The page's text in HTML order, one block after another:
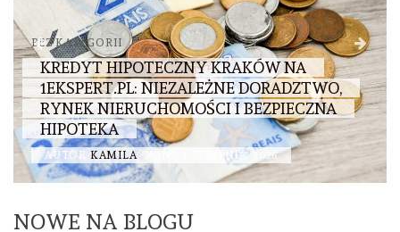
BEZ KATEGORII
KREDYT HIPOTECZNY KRAKÓW NA
1EKSPERT.PL: NIEZALEŻNE DORADZTWO,
RYNEK NIERUCHOMOŚCI I BEZPIECZNA
HIPOTEKA
AUTOR KAMILA 1 SIERPNIA, 2026
NOWE NA BLOGU